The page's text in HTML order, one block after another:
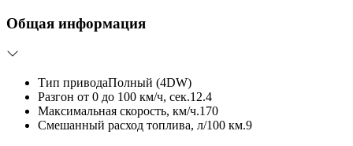
Общая информация
Тип приводаПолный (4DW)
Разгон от 0 до 100 км/ч, сек.12.4
Максимальная скорость, км/ч.170
Смешанный расход топлива, л/100 км.9